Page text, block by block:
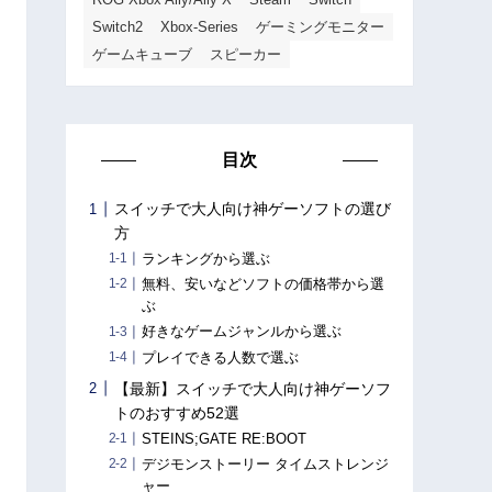
Switch2
Xbox-Series
ゲーミングモニター
ゲームキューブ
スピーカー
目次
スイッチで大人向け神ゲーソフトの選び
方
ランキングから選ぶ
無料、安いなどソフトの価格帯から選
ぶ
好きなゲームジャンルから選ぶ
プレイできる人数で選ぶ
【最新】スイッチで大人向け神ゲーソフ
トのおすすめ52選
STEINS;GATE RE:BOOT
デジモンストーリー タイムストレンジ
ャー